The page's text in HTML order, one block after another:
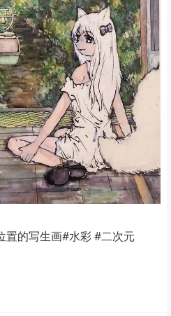
置的写生画#水彩 #二次元